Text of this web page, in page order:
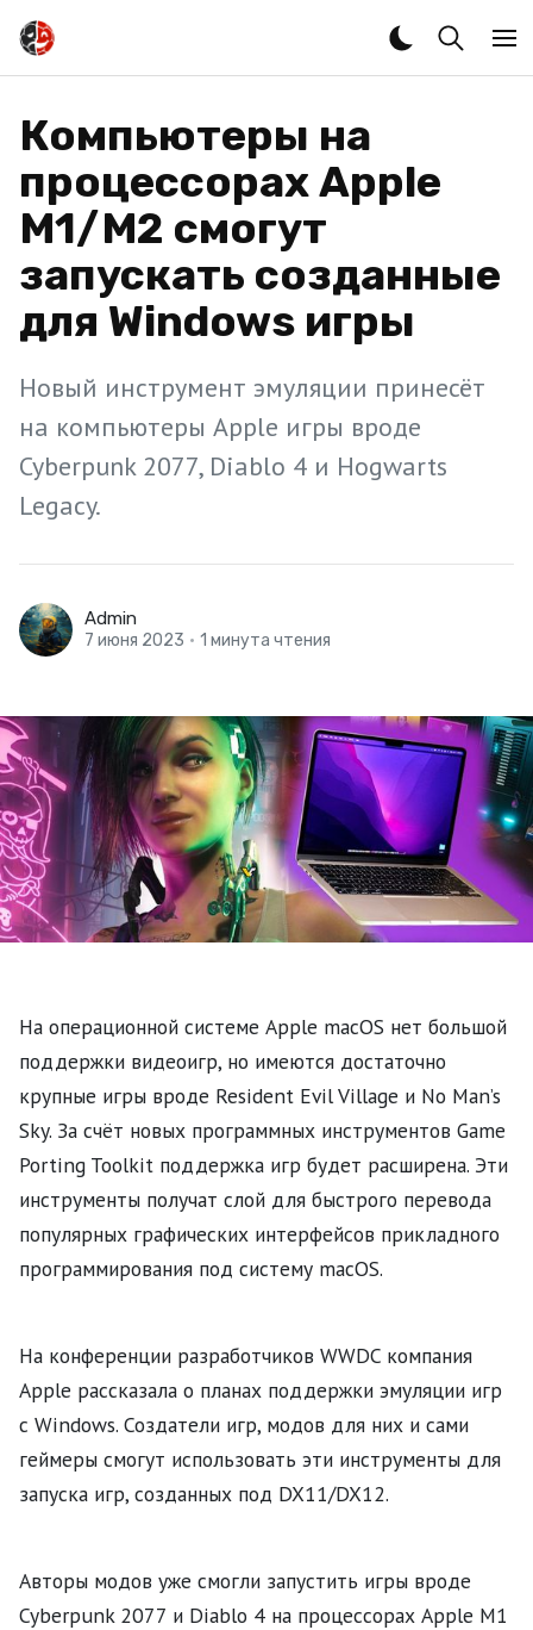
Компьютеры на
процессорах Apple
M1/M2 смогут
запускать созданные
для Windows игры
Новый инструмент эмуляции принесёт
на компьютеры Apple игры вроде
Cyberpunk 2077, Diablo 4 и Hogwarts
Legacy.
Admin
7 июня 2023 • 1 минута чтения
На операционной системе Apple macOS нет большой
поддержки видеоигр, но имеются достаточно
крупные игры вроде Resident Evil Village и No Man’s
Sky. За счёт новых программных инструментов Game
Porting Toolkit поддержка игр будет расширена. Эти
инструменты получат слой для быстрого перевода
популярных графических интерфейсов прикладного
программирования под систему macOS.
На конференции разработчиков WWDC компания
Apple рассказала о планах поддержки эмуляции игр
с Windows. Создатели игр, модов для них и сами
геймеры смогут использовать эти инструменты для
запуска игр, созданных под DX11/DX12.
Авторы модов уже смогли запустить игры вроде
Cyberpunk 2077 и Diablo 4 на процессорах Apple M1